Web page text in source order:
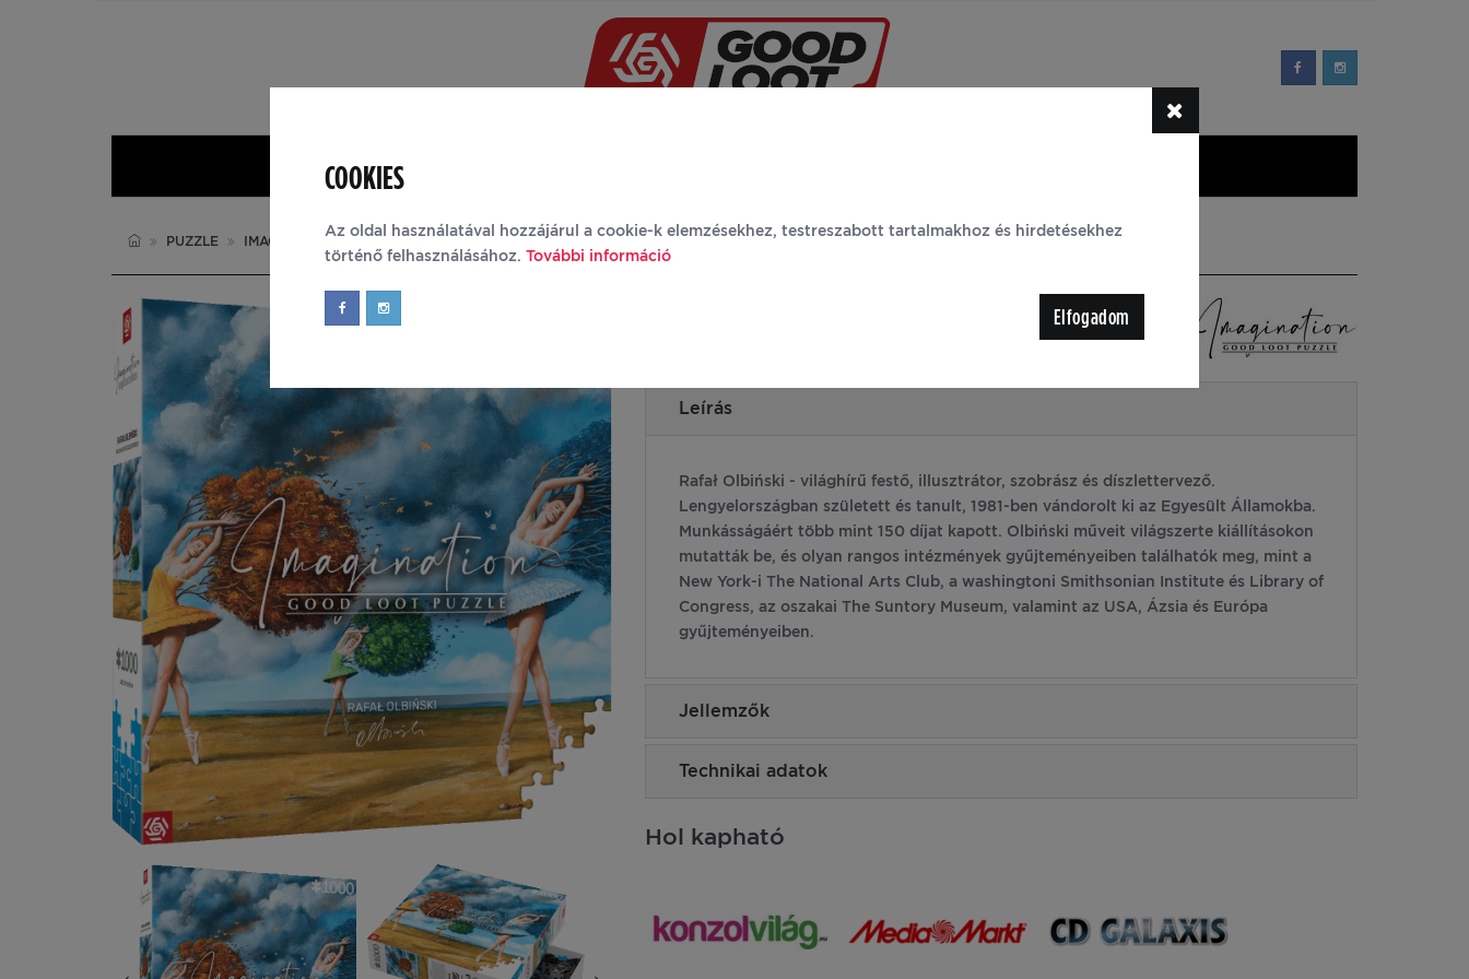
Nyitólap
PUZZLE IMAGINATION
Puzzle Imagination Rafał Olbiński The Shape of Color Green - 1000
Leírás
Rafał Olbiński - világhírű festő, illusztrátor, szobrász és díszlettervező.
Lengyelországban született és tanult, 1981-ben vándorolt ki az Egyesült Államokba.
Munkásságáért több mint 150 díjat kapott. Olbiński műveit világszerte kiállításokon
mutatták be, és olyan rangos intézmények gyűjteményeiben találhatók meg, mint a
New York-i The National Arts Club, a washingtoni Smithsonian Institute és Library of
Congress, az oszakai The Suntory Museum, valamint az USA, Ázsia és Európa
gyűjteményeiben.
Jellemzők
Technikai adatok
Hol kapható
COOKIES
Az oldal használatával hozzájárul a cookie-k elemzésekhez, testreszabott tartalmakhoz és hirdetésekhez
történő felhasználásához. További információ
Elfogadom